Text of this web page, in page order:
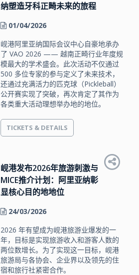
纳塑造牙科正畸未来的旅程
01/04/2026
岘港阿里亚纳国际会议中心自豪地承办
了 VAO 2026 —— 越南正畸行业年度规
模最大的学术盛会。此次活动不仅通过
500 多位专家的参与定义了未来技术，
还通过充满活力的匹克球（Pickleball）
公开赛实现了突破，再次肯定了其作为
各类重大活动理想举办地的地位。
TICKETS & DETAILS
岘港发布2026年旅游刺激与
MICE推介计划：阿里亚纳彰
显核心目的地地位
24/03/2026
2026 年有望成为岘港旅游业爆发的一
年，目标是实现旅游收入和游客人数的
两位数增长。为了实现这一目标，岘港
旅游局与各协会、企业界以及领先的住
宿和旅行社紧密合作。